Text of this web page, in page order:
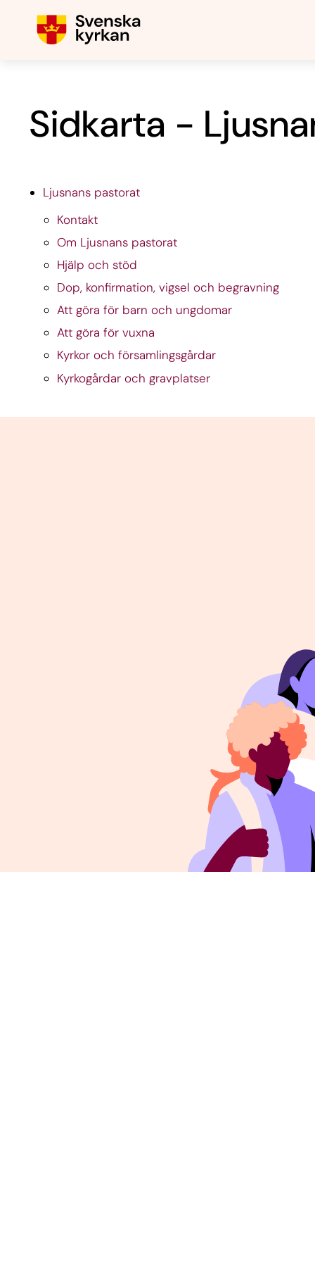
Sidkarta -
Ljusnans pastorat
Kontakt
Om Ljusnans pastorat
Hjälp och stöd
Dop, konfirmation, vigsel och begravning
Att göra för barn och ungdomar
Att göra för vuxna
Kyrkor och församlingsgårdar
Kyrkogårdar och gravplatser